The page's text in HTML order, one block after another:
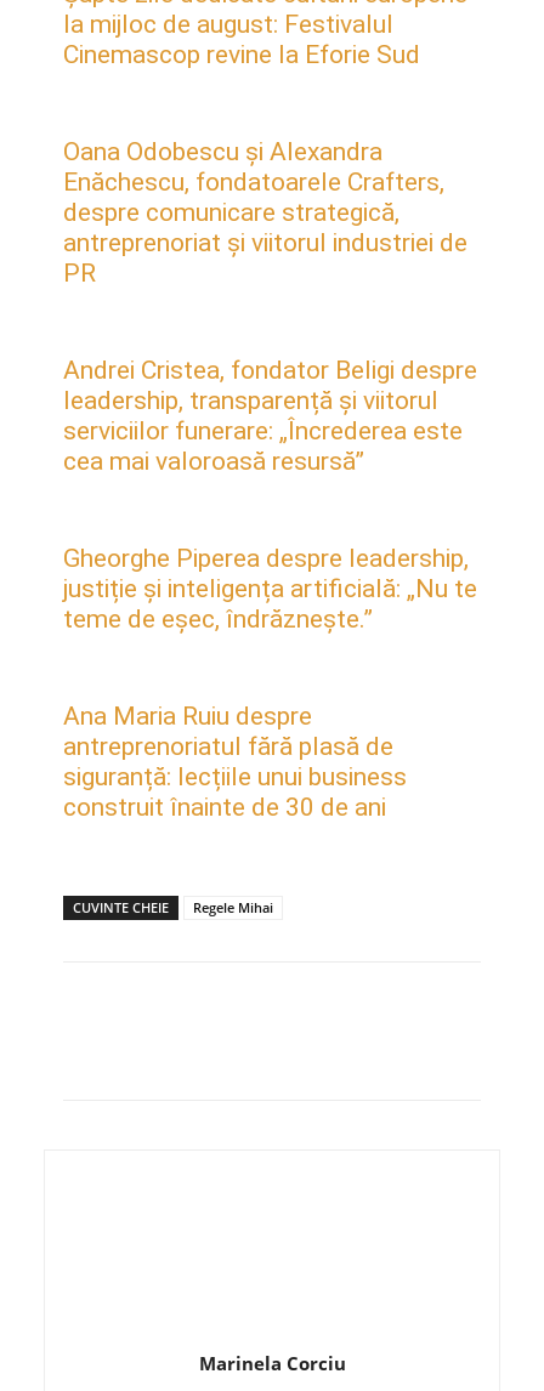
la mijloc de august: Festivalul
Cinemascop revine la Eforie Sud
Oana Odobescu și Alexandra
Enăchescu, fondatoarele Crafters,
despre comunicare strategică,
antreprenoriat și viitorul industriei de
PR
Andrei Cristea, fondator Beligi despre
leadership, transparență și viitorul
serviciilor funerare: „Încrederea este
cea mai valoroasă resursă”
Gheorghe Piperea despre leadership,
justiție și inteligența artificială: „Nu te
teme de eșec, îndrăznește.”
Ana Maria Ruiu despre
antreprenoriatul fără plasă de
siguranță: lecțiile unui business
construit înainte de 30 de ani
CUVINTE CHEIE Regele Mihai
Marinela Corciu